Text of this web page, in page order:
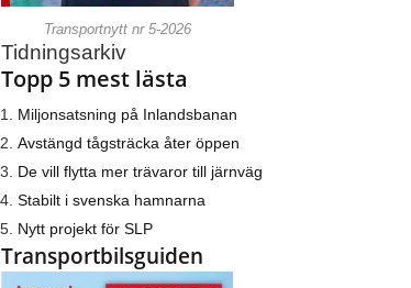
Transportnytt nr 5-2026
Tidningsarkiv
Topp 5 mest lästa
Miljonsatsning på Inlandsbanan
Avstängd tågsträcka åter öppen
De vill flytta mer trävaror till järnväg
Stabilt i svenska hamnarna
Nytt projekt för SLP
Transportbilsguiden